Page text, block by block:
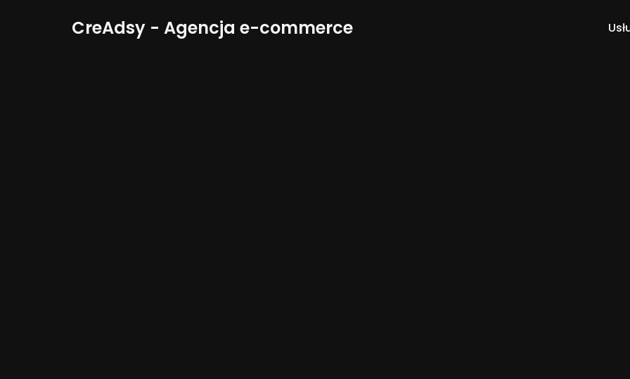
CreAdsy - Agencja e-commerce